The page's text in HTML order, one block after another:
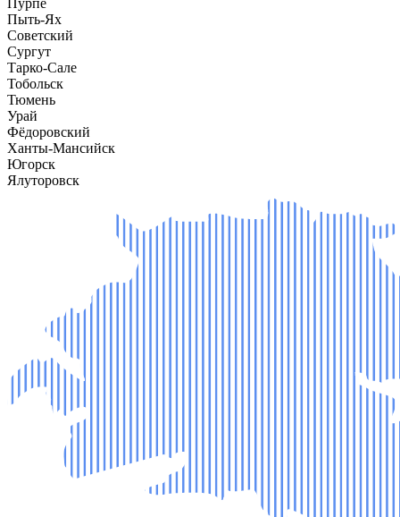
Пыть-Ях
Советский
Сургут
Тарко-Сале
Тобольск
Тюмень
Урай
Фёдоровский
Ханты-Мансийск
Югорск
Ялуторовск